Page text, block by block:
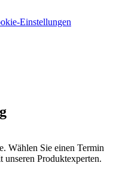
Einstellungen
Wählen Sie einen Termin
unseren Produktexperten.